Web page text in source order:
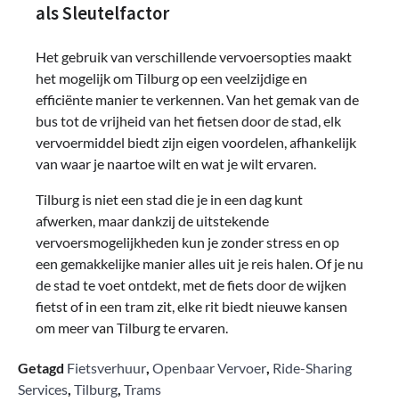
als Sleutelfactor
Het gebruik van verschillende vervoersopties maakt
het mogelijk om Tilburg op een veelzijdige en
efficiënte manier te verkennen. Van het gemak van de
bus tot de vrijheid van het fietsen door de stad, elk
vervoermiddel biedt zijn eigen voordelen, afhankelijk
van waar je naartoe wilt en wat je wilt ervaren.
Tilburg is niet een stad die je in een dag kunt
afwerken, maar dankzij de uitstekende
vervoersmogelijkheden kun je zonder stress en op
een gemakkelijke manier alles uit je reis halen. Of je nu
de stad te voet ontdekt, met de fiets door de wijken
fietst of in een tram zit, elke rit biedt nieuwe kansen
om meer van Tilburg te ervaren.
Getagd Fietsverhuur Openbaar Vervoer Ride-Sharing
Services Tilburg Trams